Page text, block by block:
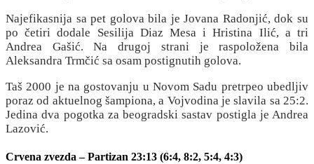
Najefikasnija sa pet golova bila je Jovana Radonjić, dok su
po četiri dodale Sesilija Diaz Mesa i Hristina Ilić, a tri
Andrea Gašić. Na drugoj strani je raspoložena bila
Aleksandra Trmčić sa osam postignutih golova.
Taš 2000 je na gostovanju u Novom Sadu pretrpeo ubedljiv
poraz od aktuelnog šampiona, a Vojvodina je slavila sa 25:2.
Jedina dva pogotka za beogradski sastav postigla je Andrea
Lazović.
Crvena zvezda – Partizan 23:13 (6:4, 8:2, 5:4, 4:3)